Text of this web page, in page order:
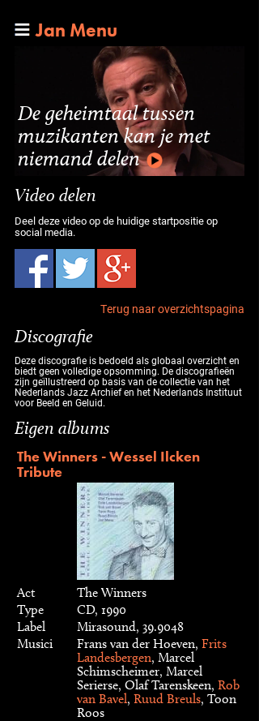
Jan Menu
De geheimtaal tussen
muzikanten kan je met
niemand delen
Video delen
Deel deze video op de huidige startpositie op
social media.
Terug naar overzichtspagina
Discografie
Deze discografie is bedoeld als globaal overzicht en
biedt geen volledige opsomming. De discografieën
zijn geïllustreerd op basis van de collectie van het
Nederlands Jazz Archief en het Nederlands Instituut
voor Beeld en Geluid.
Eigen albums
The Winners - Wessel Ilcken
Tribute
Act
The Winners
Type
CD, 1990
Label
Mirasound, 39.9048
Musici
Frans van der Hoeven, Frits
Landesbergen, Marcel
Schimscheimer, Marcel
Serierse, Olaf Tarenskeen, Rob
van Bavel, Ruud Breuls, Toon
Roos